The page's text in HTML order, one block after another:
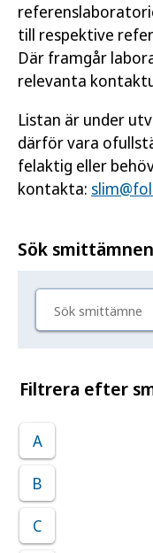
till respektive
Där framgår
relevanta
Listan är under
därför vara
felaktig eller
kontakta:
Sök smittämnen
Filtrera efter
A
B
C